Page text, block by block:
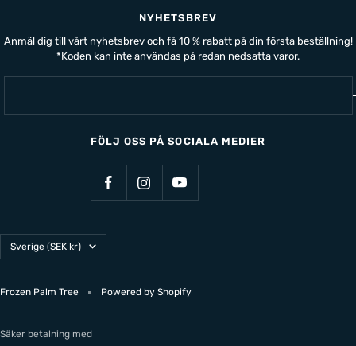
NYHETSBREV
Anmäl dig till vårt nyhetsbrev och få 10 % rabatt på din första beställning!
*Koden kan inte användas på redan nedsatta varor.
FÖLJ OSS PÅ SOCIALA MEDIER
Land/Region
Sverige (SEK kr)
Frozen Palm Tree Powered by Shopify
Säker betalning med